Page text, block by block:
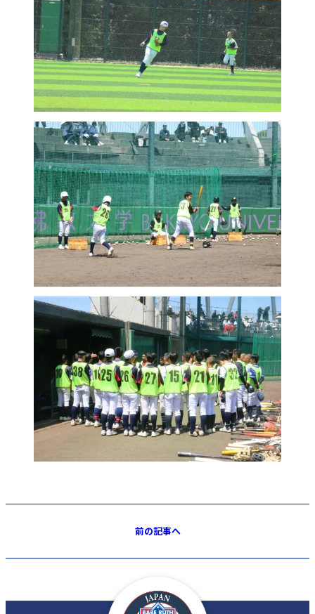
前の記事へ